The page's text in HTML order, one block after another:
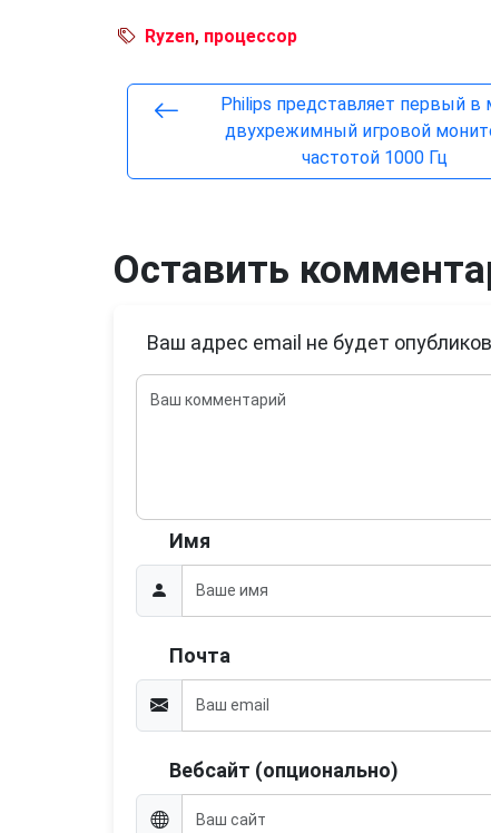
Ryzen, процессор
Philips представляет первый в
двухрежимный игровой
частотой 1000 Гц
Оставить
Ваш адрес email не будет
Имя
Почта
Вебсайт (опционально)